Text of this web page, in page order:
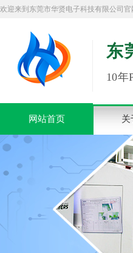
欢迎来到东莞市华贤电子科技有限公司官
东
10年
网站首页 关